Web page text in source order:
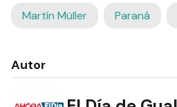
Martín Müller Paraná
Autor